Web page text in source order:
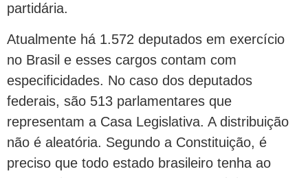
partidária.
Atualmente há 1.572 deputados em exercício
no Brasil e esses cargos contam com
especificidades. No caso dos deputados
federais, são 513 parlamentares que
representam a Casa Legislativa. A distribuição
não é aleatória. Segundo a Constituição, é
preciso que todo estado brasileiro tenha ao